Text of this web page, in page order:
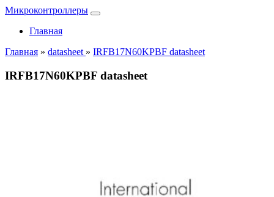
Микроконтроллеры
Главная
Главная » datasheet » IRFB17N60KPBF datasheet
IRFB17N60KPBF datasheet